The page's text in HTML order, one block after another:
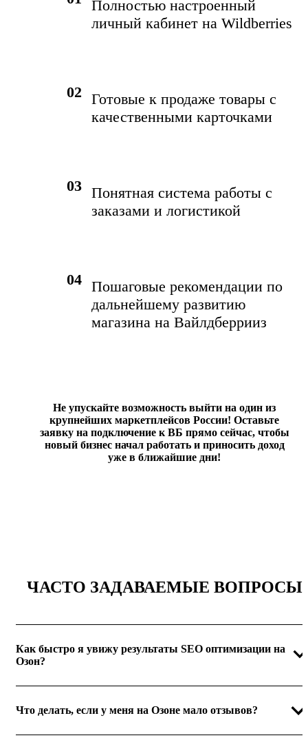
Полностью настроенный
личный кабинет на Wildberries
02 Готовые к продаже товары с
качественными карточками
03 Понятная система работы с
заказами и логистикой
04 Пошаговые рекомендации по
дальнейшему развитию
магазина на Вайлдберрииз
Не упускайте возможность выйти на один из
крупнейших маркетплейсов России! Оставьте
заявку на подключение к ВБ прямо сейчас, чтобы
новый бизнес начал работать и приносить доход
уже в ближайшие дни!
ЧАСТО ЗАДАВАЕМЫЕ ВОПРОСЫ
Как быстро я увижу результаты SEO оптимизации на
Озон?
Что делать, если у меня на Озоне мало отзывов?